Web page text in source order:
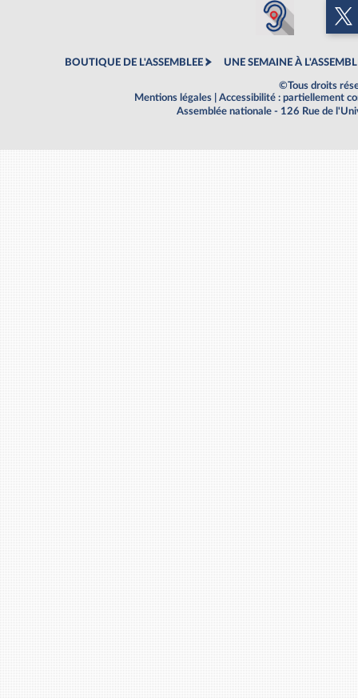
BOUTIQUE DE L'ASSEMBLEE UNE SEMAINE À
©Tous droits
Mentions légales
Accessibilité : partiellement
Assemblée nationale - 126 Rue de